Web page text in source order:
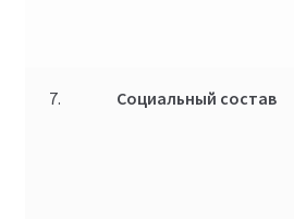
7. Социальный состав